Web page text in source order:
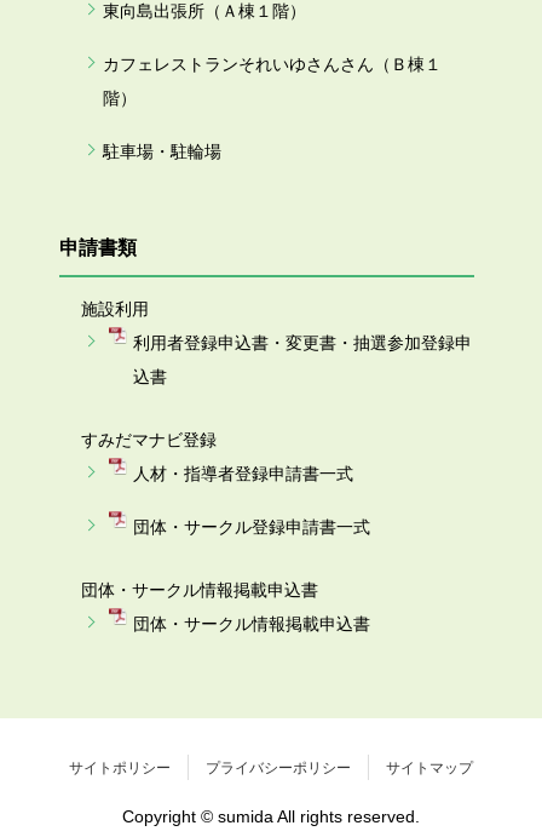
東向島出張所（Ａ棟１階）
カフェレストランそれいゆさんさん（Ｂ棟１
階）
駐車場・駐輪場
申請書類
施設利用
利用者登録申込書・変更書・抽選参加登録申
込書
すみだマナビ登録
人材・指導者登録申請書一式
団体・サークル登録申請書一式
団体・サークル情報掲載申込書
団体・サークル情報掲載申込書
サイトポリシー プライバシーポリシー サイトマップ
Copyright © sumida All rights reserved.